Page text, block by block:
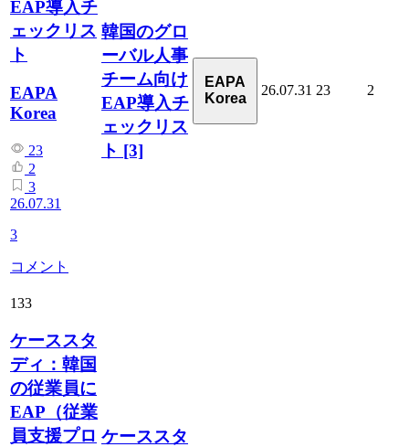
EAP導入チ
ェックリス
ト
EAPA
Korea
23
2
3
26.07.31
3
コメント
韓国のグロ
ーバル人事
チーム向け
EAP導入チ
ェックリス
ト [3]
EAPA
Korea
26.07.31 23 2
133
ケーススタ
ディ：韓国
の従業員に
EAP（従業
員支援プロ ケーススタ